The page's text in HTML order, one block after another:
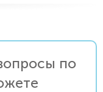
по